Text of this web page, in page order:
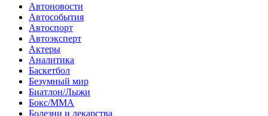
Автоновости
Автособытия
Автоспорт
Автоэксперт
Актеры
Аналитика
Баскетбол
Безумный мир
Биатлон/Лыжи
Бокс/MMA
Болезни и лекарства